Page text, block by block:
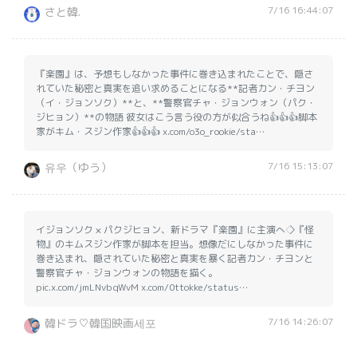
さと韓. 7/16 16:44:07
『楽園』は、予想もしなかった事件に巻き込まれたことで、隠さ
れていた秘密と真実を追い求めることになる**記者カン・チヨン
（イ・ジョンソク）**と、**警察官チャ・ジョンウォン（パク・
ジヒョン）**の物語 彼女はこう言う役の方が似合うね👍👍👍脚本
家がキム・スジン作家👍👍👍 x.com/o3o_rookie/sta…
유우（ゆう） 7/16 15:13:07
イジョンソク × パクジヒョン、新ドラマ『楽園』に主演へ◇『怪
物』のキムスジン作家が脚本を担当。想像だにしなかった事件に
巻き込まれ、隠されていた秘密と真実を暴く記者カン・チヨンと
警察官チャ・ジョンウォンの物語を描く。
pic.x.com/jmLNvbqWvM x.com/0ttokke/status…
韓ドラ♡韓国映画세포 7/16 14:26:07